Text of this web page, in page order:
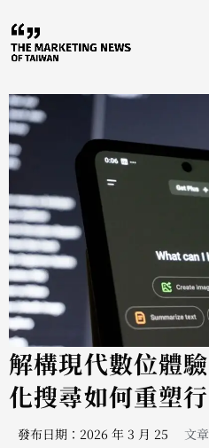
至
主
內
容
解構現代數位體
化搜尋如何重塑
發布日期：2026 年 3 月 25
文